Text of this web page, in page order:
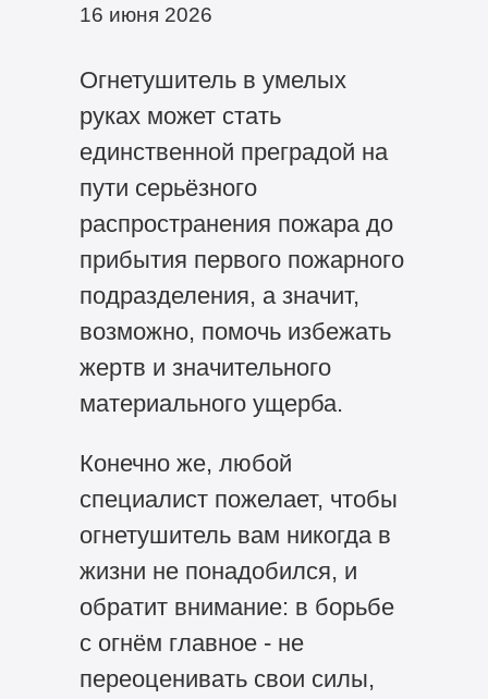
16 июня 2026
Огнетушитель в умелых
руках может стать
единственной преградой на
пути серьёзного
распространения пожара до
прибытия первого пожарного
подразделения, а значит,
возможно, помочь избежать
жертв и значительного
материального ущерба.
Конечно же, любой
специалист пожелает, чтобы
огнетушитель вам никогда в
жизни не понадобился, и
обратит внимание: в борьбе
с огнём главное - не
переоценивать свои силы,